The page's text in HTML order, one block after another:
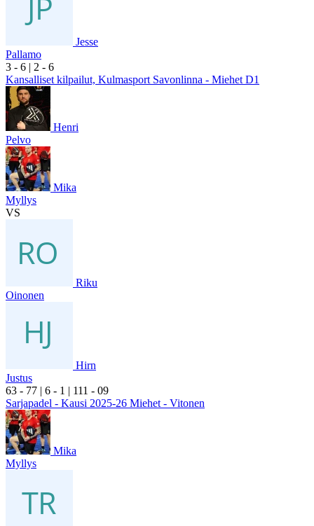
Jesse
Pallamo
3 - 6 | 2 - 6
Kansalliset kilpailut, Kulmasport Savonlinna - Miehet D1
Henri
Pelvo
Mika
Myllys
VS
Riku
Oinonen
Hirn
Justus
63 - 77 | 6 - 1 | 111 - 09
Sarjapadel - Kausi 2025-26 Miehet - Vitonen
Mika
Myllys